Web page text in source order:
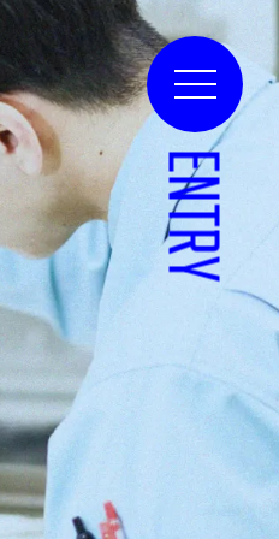
ENTRY